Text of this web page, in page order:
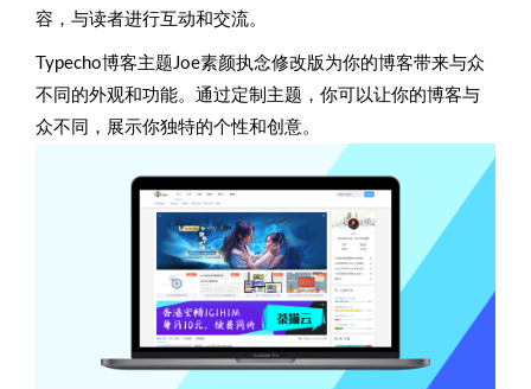
容，与读者进行互动和交流。
Typecho博客主题Joe素颜执念修改版为你的博客带来与众
不同的外观和功能。通过定制主题，你可以让你的博客与
众不同，展示你独特的个性和创意。